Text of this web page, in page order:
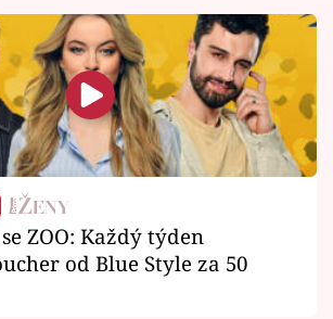
ZOO: Každý týden
od Blue Style za 50